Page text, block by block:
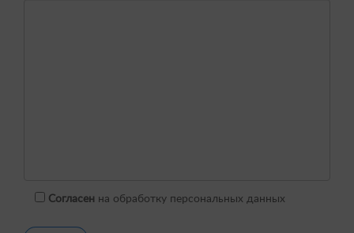
Согласен на обработку персональных данных